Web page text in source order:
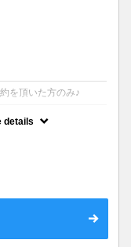
を頂いた方のみ♪
details